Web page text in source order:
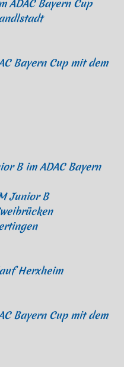
ADAC Bayern Cup
Bayern Cup mit dem
B im ADAC Bayern
Junior B
Herxheim
Bayern Cup mit dem